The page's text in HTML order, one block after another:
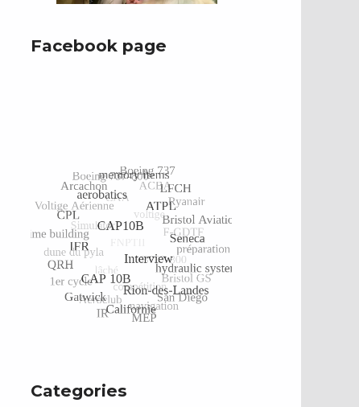
Facebook page
Categories